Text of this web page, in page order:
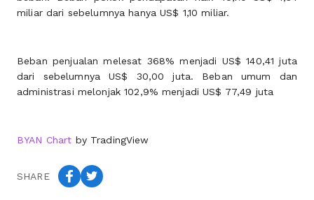
miliar dari sebelumnya hanya US$ 1,10 miliar.
Beban penjualan melesat 368% menjadi US$ 140,41 juta
dari sebelumnya US$ 30,00 juta. Beban umum dan
administrasi melonjak 102,9% menjadi US$ 77,49 juta
BYAN Chart by TradingView
SHARE